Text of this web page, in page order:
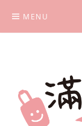
content
MENU